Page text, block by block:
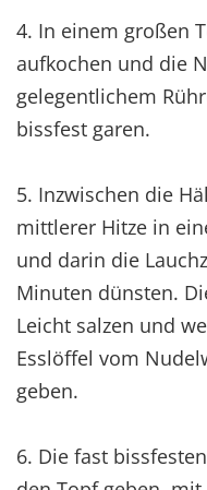
4. In einem großen
aufkochen und die
gelegentlichem
bissfest garen.
5. Inzwischen die
mittlerer Hitze in
und darin die
Minuten dünsten.
Leicht salzen und
Esslöffel vom
geben.
6. Die fast